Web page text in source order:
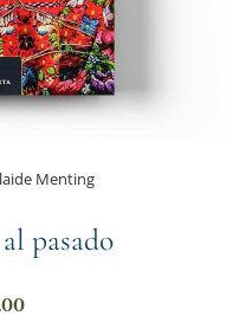
Menting
pasado